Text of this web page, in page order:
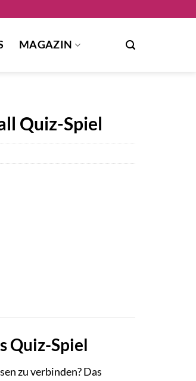
MAGAZIN
Quiz-Spiel
Quiz-Spiel
zu verbinden? Das